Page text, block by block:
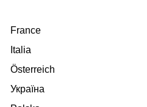
France
Italia
Österreich
Україна